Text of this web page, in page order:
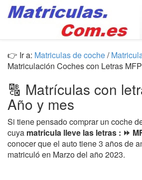
👉 Ir a: Matriculas de coche/
Matriculación Coches con Letras MFP
🔠 Matrículas con
Año y mes
Si tiene pensado comprar un coche
cuya matricula lleve las letras : ⏩
conocer que el auto tiene 3 años de
matriculó en Marzo del año 2023.